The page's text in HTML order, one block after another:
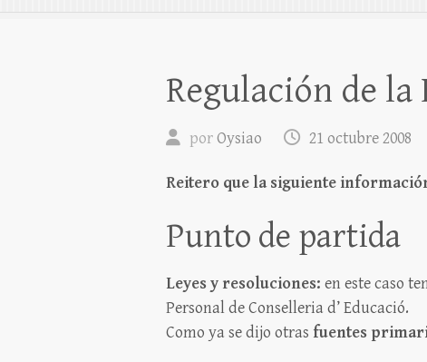
Regulación de la
porOysiao 21 octubre 2008
Reitero que la siguiente
Punto de partida
Leyes y resoluciones: en este caso
Personal de Conselleria d’ Educació.
Como ya se dijo otras fuentes